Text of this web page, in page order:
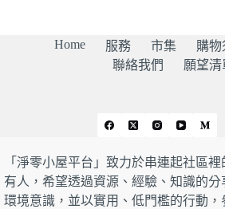
Home 服務 市集 購物
聯絡我們
願望清
「淨零小屋平台」致力於串連起社區
有人，希望透過資源、經驗、知識的分
環境意識，並以實用、低門檻的行動